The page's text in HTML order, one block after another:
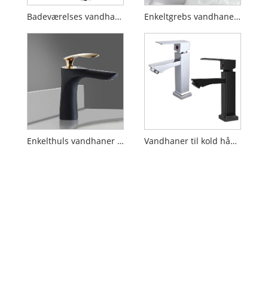
Badeværelses vandhaner med pull-down sprøjte Enkeltgrebs vandhaner til badeværelset
Enkelthuls vandhaner til badeværelset Vandhaner til kold håndvask